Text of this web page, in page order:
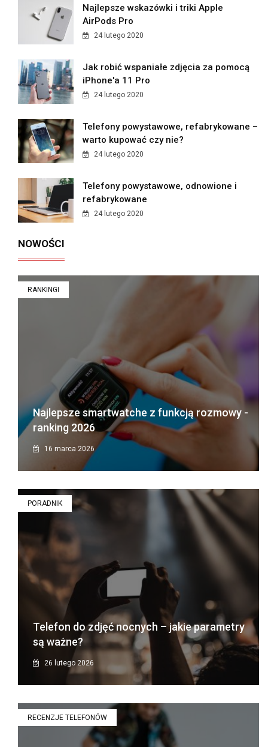
Najlepsze wskazówki i triki Apple
AirPods Pro
24 lutego 2020
Jak robić wspaniałe zdjęcia za pomocą
iPhone'a 11 Pro
24 lutego 2020
Telefony powystawowe, refabrykowane –
warto kupować czy nie?
24 lutego 2020
Telefony powystawowe, odnowione i
refabrykowane
24 lutego 2020
NOWOŚCI
RANKINGI
Najlepsze smartwatche z funkcją rozmowy -
ranking 2026
16 marca 2026
PORADNIK
Telefon do zdjęć nocnych – jakie parametry
są ważne?
26 lutego 2026
RECENZJE TELEFONÓW